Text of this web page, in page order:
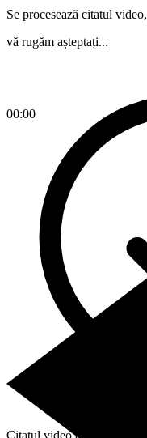
00:00
Se procesează citatul video,
vă rugăm așteptați...
Citatul video este gata!